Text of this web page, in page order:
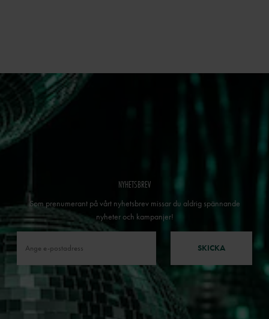
NYHETSBREV
Som prenumerant på vårt nyhetsbrev missar du aldrig spännande
nyheter och kampanjer!
SKICKA